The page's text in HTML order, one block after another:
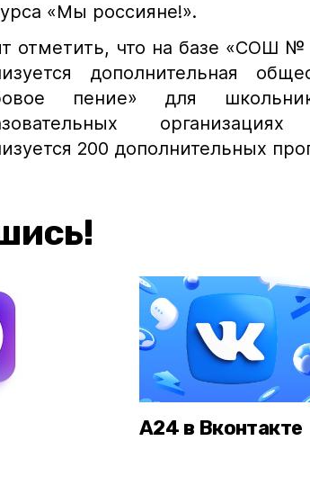
«Мы россияне!».
отметить, что на базе «СОШ №
дополнительная
пение» для
200 дополнительных
А24 в Вконтакте